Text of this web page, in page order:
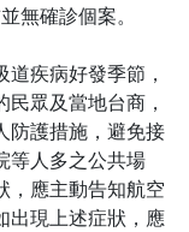
無確診個案。
疾病好發季節，
眾及當地台商，
防護措施，避免接
等人多之公共場
，應主動告知航空
出現上述症狀，應